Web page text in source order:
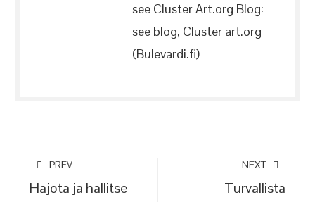
see Cluster Art.org Blog:
see blog, Cluster art.org
(Bulevardi.fi)
PREV
Hajota ja hallitse
NEXT
Turvallista